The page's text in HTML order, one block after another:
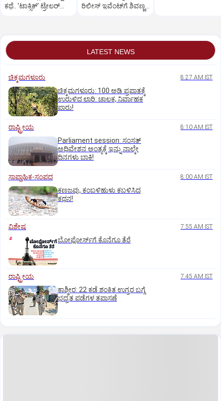
ಕಥೆ.. ʼಟಾಕ್ಸಿಕ್‌ʼ ಟ್ರೇಲರ್‌
ರಿಲೀಸ್‌ ಇವೆಂಟ್‌ಗೆ ಶಿವಣ್ಣ
LATEST NEWS
ಚಿಕ್ಕಮಗಳೂರು 8:27 AM IST
ಚಿಕ್ಕಮಗಳೂರು: 100 ಅಡಿ ಪ್ರಪಾತಕ್ಕೆ
ಉರುಳಿದ ಲಾರಿ: ಚಾಲಕ, ನಿರ್ವಾಹಕ
ಪಾರು!
ರಾಷ್ಟ್ರೀಯ 8:10 AM IST
Parliament session: ಸಂಸತ್‌
ಅಧಿವೇಶನ ಅಂತ್ಯಕ್ಕೆ ಇನ್ನು ನಾಲ್ಕೇ
ದಿನಗಳು ಬಾಕಿ!
ಸಾಪ್ತಾಹಿಕ-ಸಂಪದ 8:00 AM IST
ಕಣಜವು, ಕಂಬಳಿಹುಳು ಕಬಳಿಸಿದ
ಕಥನ!
ವಿಶೇಷ 7:55 AM IST
ಬೋಫೋರ್ಸ್‌ಗೆ ಕೊನೆಗೂ ತೆರೆ
ರಾಷ್ಟ್ರೀಯ 7:45 AM IST
ಕಾಶ್ಮೀರ: 22 ಕಡೆ ಶಂಕಿತ ಉಗ್ರರ ಬಗ್ಗೆ
ಭದ್ರತ ಪಡೆಗಳ ತಪಾಸಣೆ